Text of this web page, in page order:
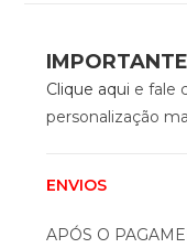
IMPORTANTE
Clique aqui e fale
personalização
ENVIOS
APÓS O